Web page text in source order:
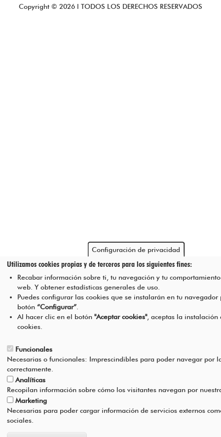
Copyright © 2026 l TODOS LOS DERECHOS RESERVADOS
Configuración de privacidad
Utilizamos cookies propias y de terceros para los siguientes fines:
Recabar información sobre ti, tu navegación y tu
web. Y obtener estadísticas generales de uso.
Puedes configurar las cookies que se instalarán en tu navegador
botón “Configurar”.
Al hacer clic en el botón "Aceptar cookies", aceptas la instalación
cookies.
Funcionales
Necesarias o funcionales: Imprescindibles para poder navegar por
correctamente.
Analíticas
Recopilan información sobre cómo los visitantes navegan por
Marketing
Necesarias para poder cargar información de servicios externos
sociales.